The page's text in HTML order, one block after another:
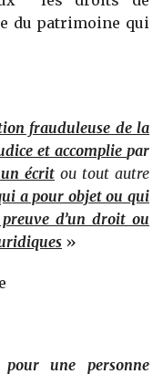
du patrimoine qui
frauduleuse de la
et accomplie par
écrit ou tout autre
a pour objet ou qui
d’un droit ou
»
une personne